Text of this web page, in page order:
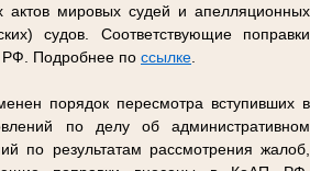
актов мировых судей и апелляционных
судов. Соответствующие поправки
Подробнее по ссылке
порядок пересмотра вступивших в
по делу об административном
по результатам рассмотрения жалоб,